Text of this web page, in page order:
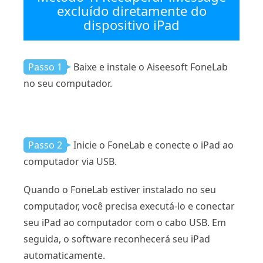
excluído diretamente do
dispositivo iPad
Passo 1
Baixe e instale o Aiseesoft FoneLab
no seu computador.
Passo 2
Inicie o FoneLab e conecte o iPad ao
computador via USB.
Quando o FoneLab estiver instalado no seu
computador, você precisa executá-lo e conectar
seu iPad ao computador com o cabo USB. Em
seguida, o software reconhecerá seu iPad
automaticamente.